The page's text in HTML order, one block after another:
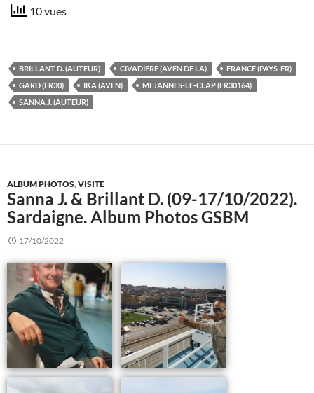
10 vues
BRILLANT D. (AUTEUR) CIVADIERE (AVEN DE LA)
FRANCE (PAYS-FR)
GARD (FR30)
IKA (AVEN)
MEJANNES-LE-CLAP (FR30164)
SANNA J. (AUTEUR)
ALBUM PHOTOS,VISITE
Sanna J. & Brillant D. (09-17/10/2022).
Sardaigne. Album Photos GSBM
17/10/2022